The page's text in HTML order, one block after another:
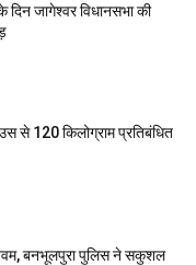
जागेश्वर विधानसभा की
से 120 किलोग्राम प्रतिबंधित
बनभूलपुरा पुलिस ने सकुशल